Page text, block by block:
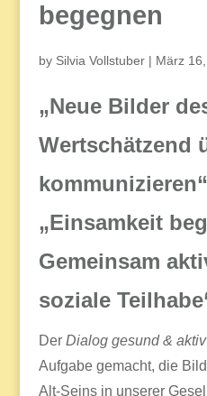
begegnen
by Silvia Vollstuber| März
„Neue Bilder
Wertschätzend
„Einsamkeit
Gemeinsam
soziale
Der Dialog gesund &
Aufgabe gemacht, die
Alt-Seins in unserer